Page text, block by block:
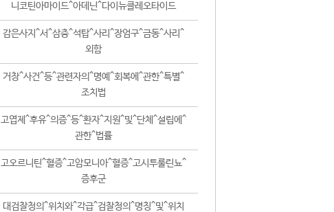
니코틴아마이드^아데닌^다이뉴클레오타이드
감은사지^서^삼층^석탑^사리^장엄구^금동^사리^
외함
거창^사건^등^관련자의^명예^회복에^관한^특별^
조치법
고엽제^후유^의증^등^환자^지원^및^단체^설립에^
관한^법률
고오르니틴^혈증^고암모니아^혈증^고시투룰린뇨^
증후군
대검찰청의^위치와^각급^검찰청의^명칭^및^위치